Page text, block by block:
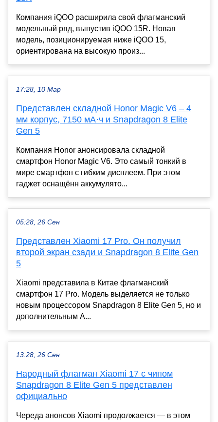
Компания iQOO расширила свой флагманский
модельный ряд, выпустив iQOO 15R. Новая
модель, позиционируемая ниже iQOO 15,
ориентирована на высокую произ...
17:28, 10 Мар
Представлен складной Honor Magic V6 – 4
мм корпус, 7150 мА·ч и Snapdragon 8 Elite
Gen 5
Компания Honor анонсировала складной
смартфон Honor Magic V6. Это самый тонкий в
мире смартфон с гибким дисплеем. При этом
гаджет оснащённ аккумулято...
05:28, 26 Сен
Представлен Xiaomi 17 Pro. Он получил
второй экран сзади и Snapdragon 8 Elite Gen
5
Xiaomi представила в Китае флагманский
смартфон 17 Pro. Модель выделяется не только
новым процессором Snapdragon 8 Elite Gen 5, но и
дополнительным A...
13:28, 26 Сен
Народный флагман Xiaomi 17 с чипом
Snapdragon 8 Elite Gen 5 представлен
официально
Череда анонсов Xiaomi продолжается — в этом